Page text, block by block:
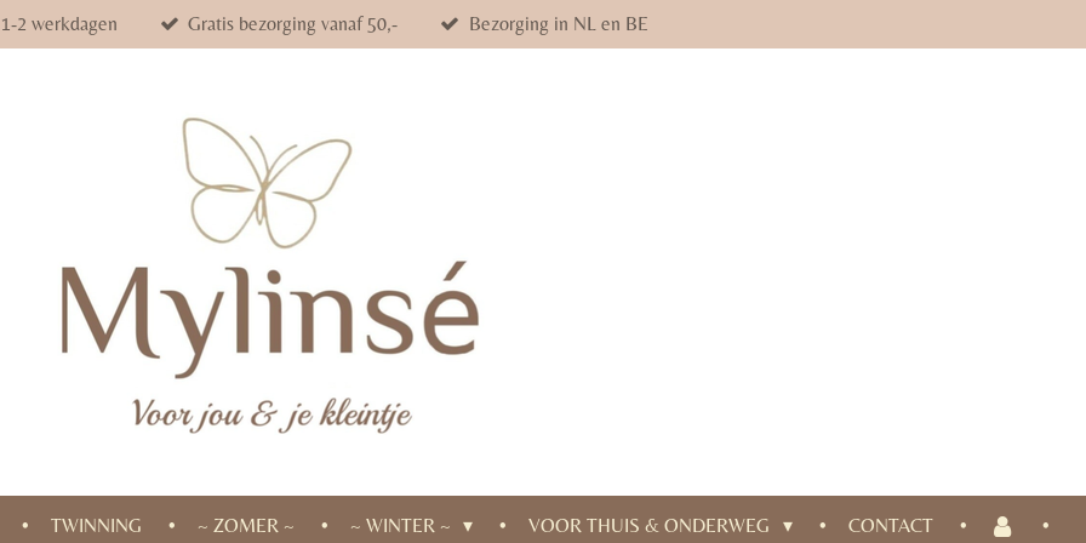
2 werkdagen Gratis bezorging vanaf 50,- Bezorging in NL en BE
TWINNING ~ ZOMER ~ ~ WINTER ~ VOOR THUIS & ONDERWEG CONTACT